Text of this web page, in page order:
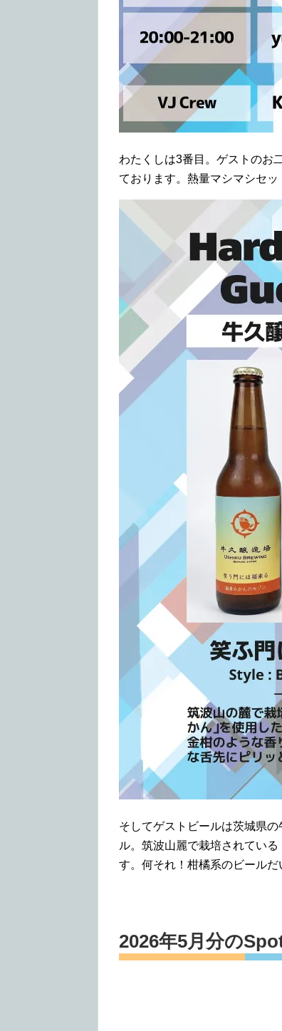
わたくしは3番目。ゲストのお
ております。熱量マシマシセッ
そしてゲストビールは茨城県
ル。筑波山麗で栽培されてい
す。何それ！柑橘系のビールだ
2026年5月分の